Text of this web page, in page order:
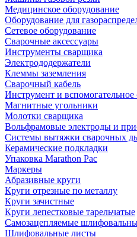
Медицинское оборудование
Оборудование для
Сетевое оборудование
Сварочные аксессуары
Инструменты сварщика
Электрододержатели
Клеммы заземления
Сварочный кабель
Инструмент и вспомогательное
Магнитные угольники
Молотки сварщика
Вольфрамовые электроды и
Системы вытяжки сварочных
Керамические подкладки
Упаковка Marathon Pac
Маркеры
Абразивные круги
Круги отрезные по металлу
Круги зачистные
Круги лепестковые тарельчатые
Самозацепляемые
Шлифовальные листы